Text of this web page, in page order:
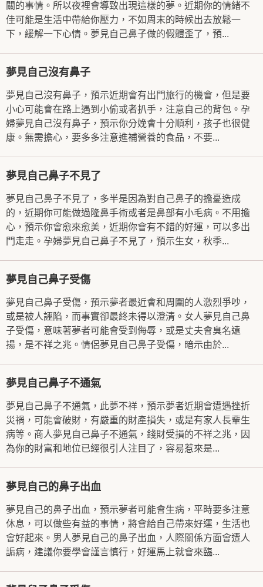
關的事情。所以夜裡會導致出現這樣的夢。近期你的情緒不
佳可能是生活中帶給你壓力，不如周末的時候出去放鬆一
下，緩解一下心情。夢見自己鼻子做的假體歪了，預...
夢見自己沒有鼻子
夢見自己沒有鼻子，預示近期會有出門旅行的機會，但是要
小心可能會在路上遇到小偷或者扒手，注意自己的背包。孕
婦夢見自己沒有鼻子，預示你分娩會十分順利，孩子也很健
康。無需擔心，要多多注意進補營養的食品，不要...
夢見自己鼻子不見了
夢見自己鼻子不見了，多半是因為對自己鼻子的擔憂造成
的，近期你可能做過隆鼻手術或者是鼻部有小毛病。不用擔
心，預示你會愈來愈美，近期你會有不錯的好運，可以多出
門走走。孕婦夢見自己鼻子不見了，預示生女，秋季...
夢見自己鼻子受傷
夢見自己鼻子受傷，預示夢者最近會和周圍的人激烈爭吵，
或是被人誣陷，而事實卻最終未得以澄清。女人夢見自己鼻
子受傷，意味著夢者可能會受到侮辱，或是丈夫會臭名遠
揚，是不祥之兆。情侶夢見自己鼻子受傷，暗示由於...
夢見自己鼻子不通氣
夢見自己鼻子不通氣，此夢不祥，預示夢者近期會遭遇挫折
災禍，可能會破財，有嚴重的財產損失，或是有家人長輩生
病等。商人夢見自己鼻子不通氣，錢財受損的不祥之兆，因
為你的財富和地位已經很引人注目了，容易惹來是...
夢見自己的鼻子出血
夢見自己的鼻子出血，預示夢者可能會生病，平時要多注意
休息，可以做些有益的事情，將會給自己帶來好運，生活也
會好起來。男人夢見自己的鼻子出血，人際關係方面會遭人
詬病，建議你要學會謹言慎行，好運馬上就會來臨...